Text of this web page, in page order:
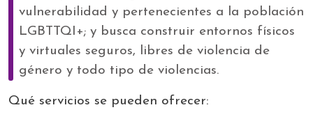
vulnerabilidad y pertenecientes a la población
LGBTTQI+; y busca construir entornos físicos
y virtuales seguros, libres de violencia de
género y todo tipo de violencias.
Qué servicios se pueden ofrecer: